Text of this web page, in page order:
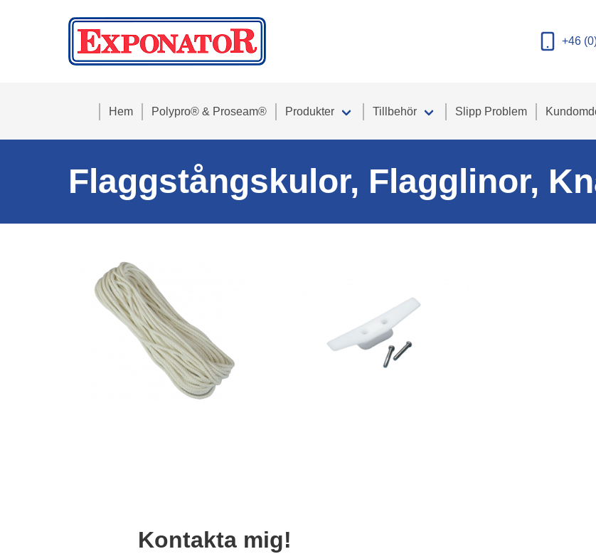
+46
Hem Polypro® & Proseam® Produkter Tillbehör Slipp Problem
Flaggstångskulor, Flagglinor,
Kontakta mig!